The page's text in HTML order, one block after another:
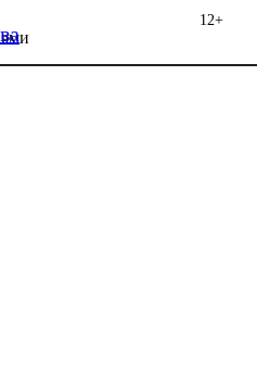
12+